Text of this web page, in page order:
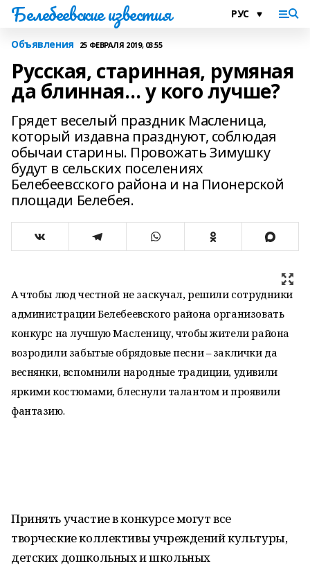
Белебеевские известия
Объявления 25 ФЕВРАЛЯ 2019, 03:55
Русская, старинная, румяная
да блинная… у кого лучше?
Грядет веселый праздник Масленица,
который издавна празднуют, соблюдая
обычаи старины. Провожать Зимушку
будут в сельских поселениях
Белебеевсского района и на Пионерской
площади Белебея.
А чтобы люд честной не заскучал, решили сотрудники
администрации Белебеевского района организовать
конкурс на лучшую Масленицу, чтобы жители района
возродили забытые обрядовые песни – заклички да
веснянки, вспомнили народные традиции, удивили
яркими костюмами, блеснули талантом и проявили
фантазию.
Принять участие в конкурсе могут все
творческие коллективы учреждений культуры,
детских дошкольных и школьных